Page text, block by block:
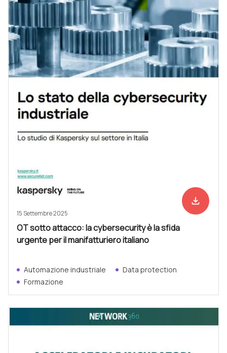
Scarica
file_download
15 Settembre 2025
OT sotto attacco: la cybersecurity è la sfida
urgente per il manifatturiero italiano
Automazione industriale
Data protection
Formazione